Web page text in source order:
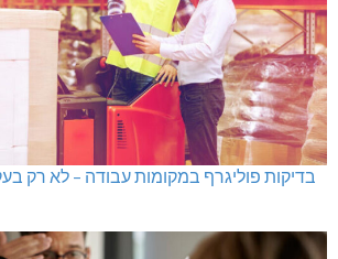
בדיקות פוליגרף במקומות עבודה – לא רק